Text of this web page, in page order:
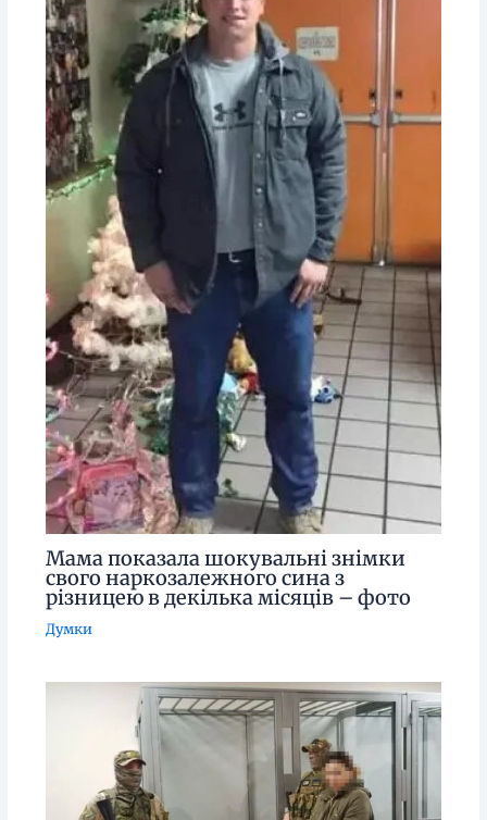
Мама показала шокувальні знімки
свого наркозалежного сина з
різницею в декілька місяців – фото
Думки